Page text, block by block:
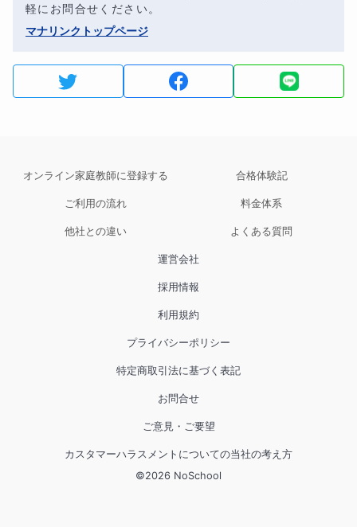
軽にお問合せください。
マナリンクトップページ
オンライン家庭教師に登録する 合格体験記
ご利用の流れ 料金体系
他社との違い よくある質問
運営会社
採用情報
利用規約
プライバシーポリシー
特定商取引法に基づく表記
お問合せ
ご意見・ご要望
カスタマーハラスメントについての当社の考え方
©2026 NoSchool